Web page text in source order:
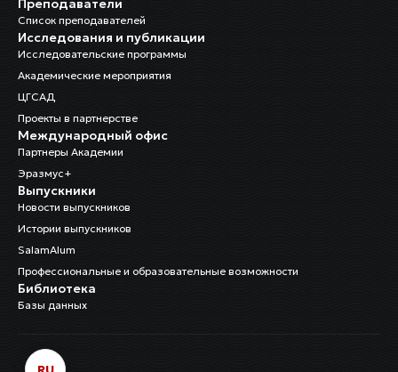
Преподаватели
Список преподавателей
Исследования и публикации
Исследовательские программы
Академические мероприятия
ЦГСАД
Проекты в партнерстве
Международный офис
Партнеры Академии
Эразмус+
Выпускники
Новости выпускников
Истории выпускников
SalamAlum
Профессиональные и образовательные возможности
Библиотека
Базы данных